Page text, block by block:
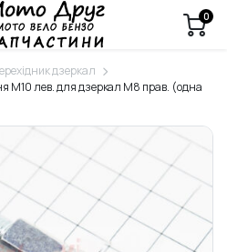
0
дзеркал
М10 лев. для дзеркал М8 прав. (одна